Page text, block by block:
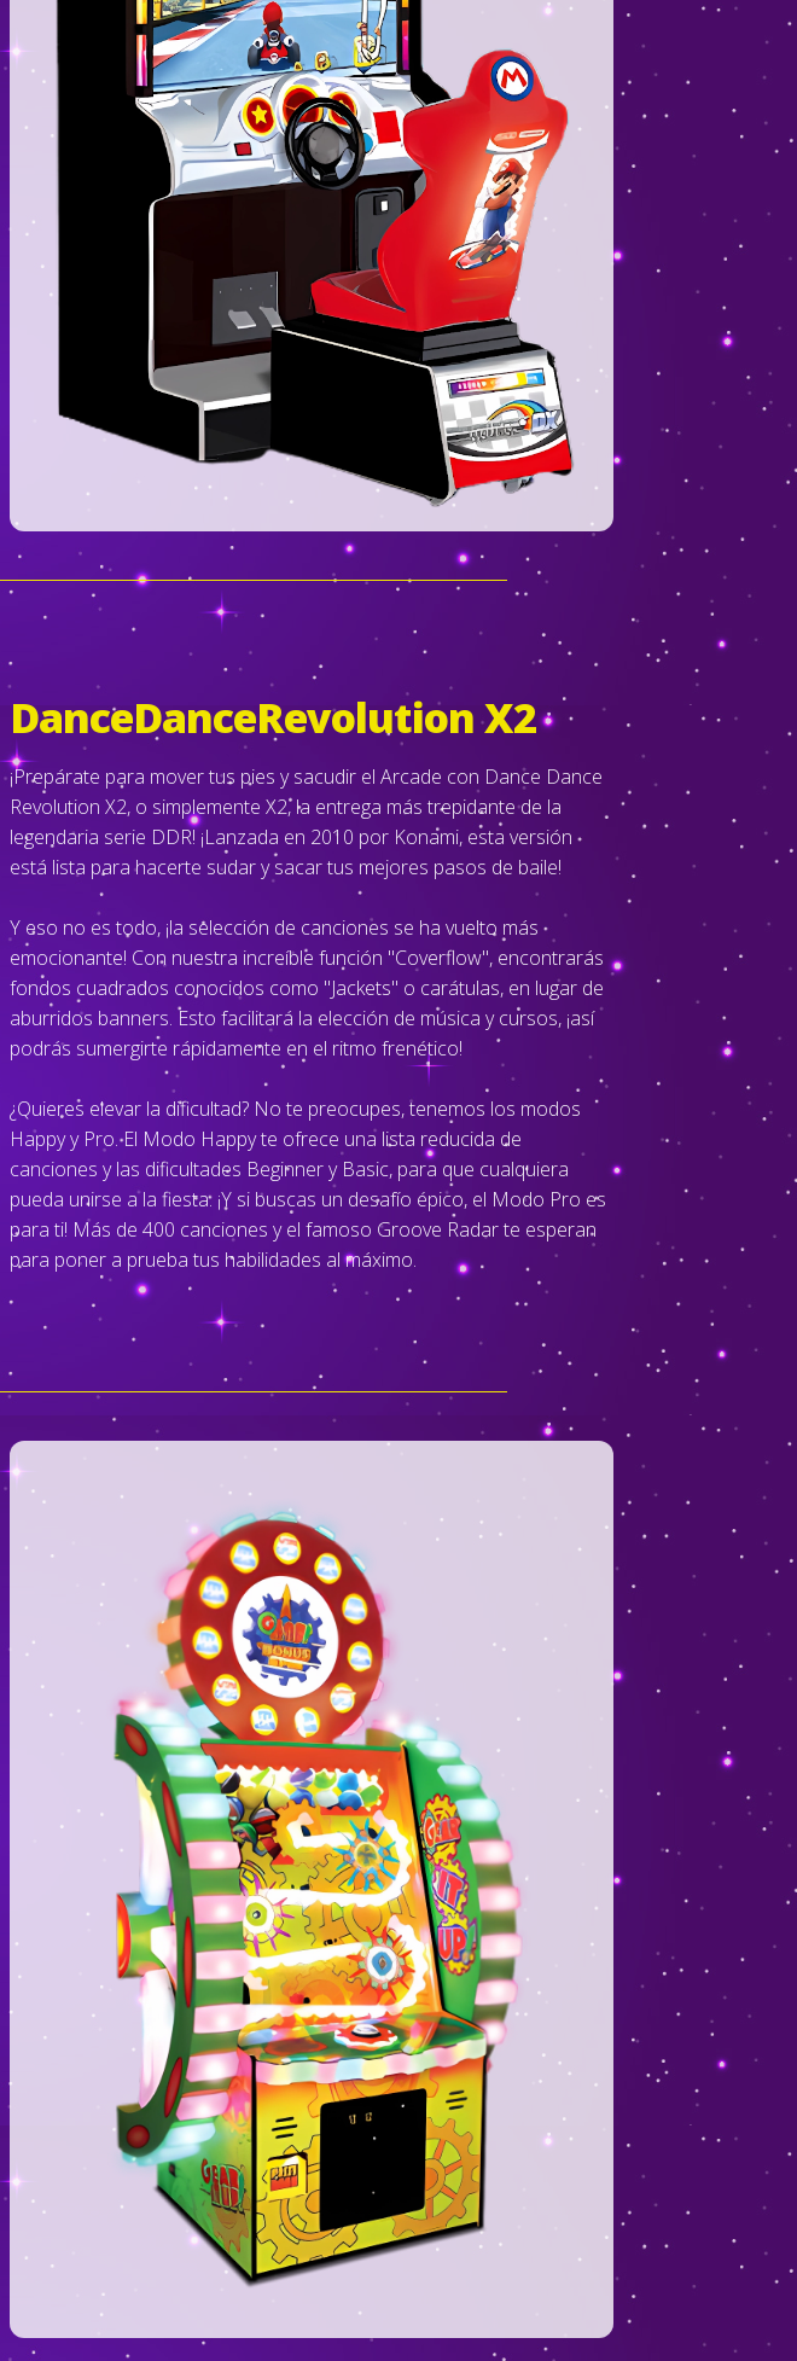
DanceDanceRevolution X2
¡Prepárate para mover tus pies y sacudir el Arcade con Dance Dance
Revolution X2, o simplemente X2, la entrega más trepidante de la
legendaria serie DDR! ¡Lanzada en 2010 por Konami, esta versión
está lista para hacerte sudar y sacar tus mejores pasos de baile!
Y eso no es todo, ¡la selección de canciones se ha vuelto más
emocionante! Con nuestra increíble función "Coverflow", encontrarás
fondos cuadrados conocidos como "Jackets" o carátulas, en lugar de
aburridos banners. Esto facilitará la elección de música y cursos, ¡así
podrás sumergirte rápidamente en el ritmo frenético!
¿Quieres elevar la dificultad? No te preocupes, tenemos los modos
Happy y Pro. El Modo Happy te ofrece una lista reducida de
canciones y las dificultades Beginner y Basic, para que cualquiera
pueda unirse a la fiesta. ¡Y si buscas un desafío épico, el Modo Pro es
para ti! Más de 400 canciones y el famoso Groove Radar te esperan
para poner a prueba tus habilidades al máximo.